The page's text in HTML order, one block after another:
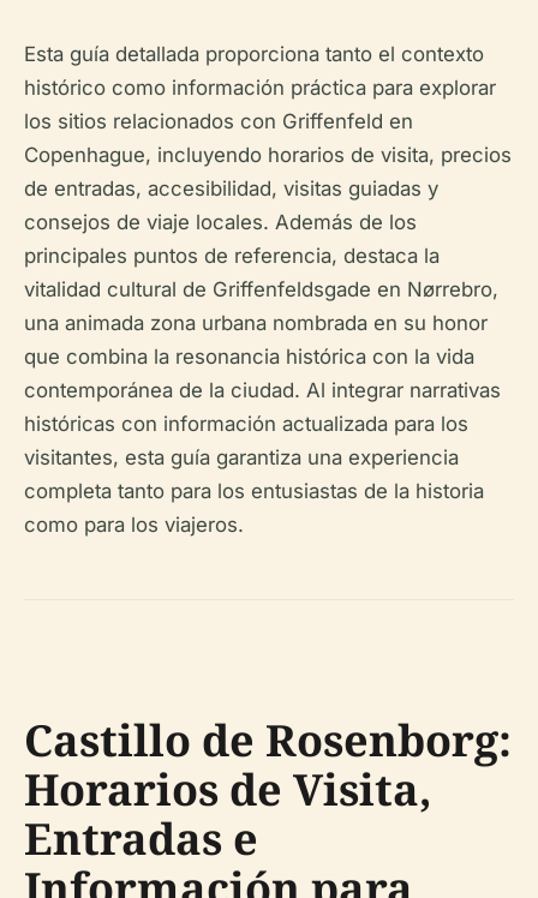
Esta guía detallada proporciona tanto el contexto
histórico como información práctica para explorar
los sitios relacionados con Griffenfeld en
Copenhague, incluyendo horarios de visita, precios
de entradas, accesibilidad, visitas guiadas y
consejos de viaje locales. Además de los
principales puntos de referencia, destaca la
vitalidad cultural de Griffenfeldsgade en Nørrebro,
una animada zona urbana nombrada en su honor
que combina la resonancia histórica con la vida
contemporánea de la ciudad. Al integrar narrativas
históricas con información actualizada para los
visitantes, esta guía garantiza una experiencia
completa tanto para los entusiastas de la historia
como para los viajeros.
Castillo de Rosenborg:
Horarios de Visita,
Entradas e